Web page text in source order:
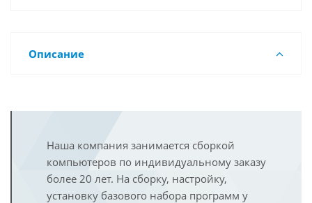
Описание
Наша компания занимается сборкой
компьютеров по индивидуальному заказу
более 20 лет. На сборку, настройку,
установку базового набора программ у